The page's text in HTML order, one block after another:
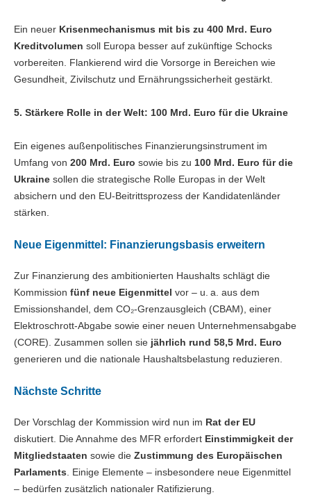
Ein neuer Krisenmechanismus mit bis zu 400 Mrd. Euro
Kreditvolumen soll Europa besser auf zukünftige Schocks
vorbereiten. Flankierend wird die Vorsorge in Bereichen wie
Gesundheit, Zivilschutz und Ernährungssicherheit gestärkt.
5. Stärkere Rolle in der Welt: 100 Mrd. Euro für die Ukraine
Ein eigenes außenpolitisches Finanzierungsinstrument im
Umfang von 200 Mrd. Euro sowie bis zu 100 Mrd. Euro für die
Ukraine sollen die strategische Rolle Europas in der Welt
absichern und den EU-Beitrittsprozess der Kandidatenländer
stärken.
Neue Eigenmittel: Finanzierungsbasis erweitern
Zur Finanzierung des ambitionierten Haushalts schlägt die
Kommission fünf neue Eigenmittel vor – u. a. aus dem
Emissionshandel, dem CO₂-Grenzausgleich (CBAM), einer
Elektroschrott-Abgabe sowie einer neuen Unternehmensabgabe
(CORE). Zusammen sollen sie jährlich rund 58,5 Mrd. Euro
generieren und die nationale Haushaltsbelastung reduzieren.
Nächste Schritte
Der Vorschlag der Kommission wird nun im Rat der EU
diskutiert. Die Annahme des MFR erfordert Einstimmigkeit der
Mitgliedstaaten sowie die Zustimmung des Europäischen
Parlaments. Einige Elemente – insbesondere neue Eigenmittel
– bedürfen zusätzlich nationaler Ratifizierung.